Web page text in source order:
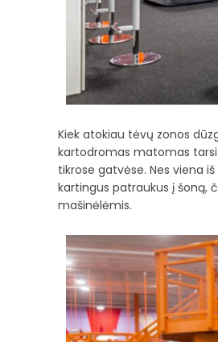
Kiek atokiau tėvų zonos
kartodromas matomas tarsi
tikrose gatvėse. Nes viena
kartingus patraukus į šoną,
mašinėlėmis.